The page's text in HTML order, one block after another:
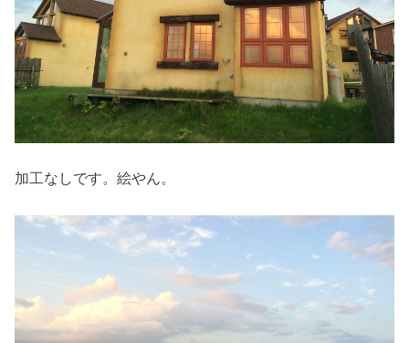
加工なしです。絵やん。